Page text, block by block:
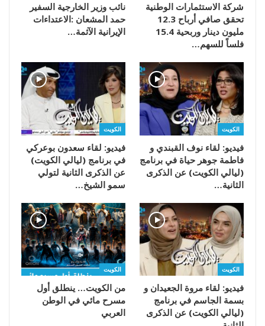
شركة الاستثمارات الوطنية
تحقق صافي أرباح 12.3
مليون دينار وربحية 15.4
فلساً للسهم…
‬الإيرانية‭ ‬الآثمة‭…
الكويت
فيديو: لقاء نوف القبندي و
فاطمة جوهر حياة في برنامج
(ليالي الكويت) عن الذكرى
الثانية…
الكويت
فيديو: لقاء سعدون بوعركي
في برنامج (ليالي الكويت)
عن الذكرى الثانية لتولي
سمو الشيخ…
الكويت
فيديو: لقاء مروة الجعيدان و
بسمة الجاسم في برنامج
(ليالي الكويت) عن الذكرى
الكويت
من الكويت… ينطلق أول
مسرح مائي في الوطن
العربي